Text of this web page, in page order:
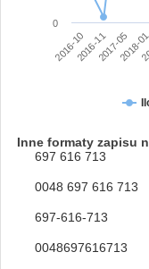
2016-102016-112017-052018-
0
Inne formaty zapisu
697 616 713
0048 697 616 713
697-616-713
0048697616713